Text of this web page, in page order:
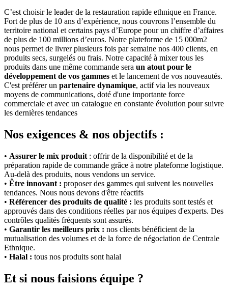
C’est choisir le leader de la restauration rapide ethnique en France.
Fort de plus de 10 ans d’expérience, nous couvrons l’ensemble du
territoire national et certains pays d’Europe pour un chiffre d’affaires
de plus de 100 millions d’euros. Notre plateforme de 15 000m2
nous permet de livrer plusieurs fois par semaine nos 400 clients, en
produits secs, surgelés ou frais. Notre capacité à mixer tous les
produits dans une même commande sera un atout pour le
développement de vos gammes et le lancement de vos nouveautés.
C'est préférer un partenaire dynamique, actif via les nouveaux
moyens de communications, doté d'une importante force
commerciale et avec un catalogue en constante évolution pour suivre
les dernières tendances
Nos exigences & nos objectifs :
• Assurer le mix produit : offrir de la disponibilité et de la
préparation rapide de commande grâce à notre plateforme logistique.
Au-delà des produits, nous vendons un service.
• Être innovant : proposer des gammes qui suivent les nouvelles
tendances. Nous nous devons d'être réactifs
• Référencer des produits de qualité : les produits sont testés et
approuvés dans des conditions réelles par nos équipes d'experts. Des
contrôles qualités fréquents sont assurés.
• Garantir les meilleurs prix : nos clients bénéficient de la
mutualisation des volumes et de la force de négociation de Centrale
Ethnique.
• Halal : tous nos produits sont halal
Et si nous faisions équipe ?